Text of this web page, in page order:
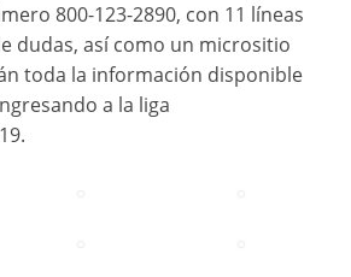
800-123-2890, con 11 líneas
dudas, así como un micrositio
toda la información disponible
a la liga